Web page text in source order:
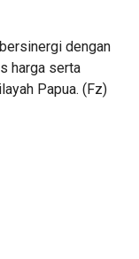
dengan
harga serta
Papua. (Fz)